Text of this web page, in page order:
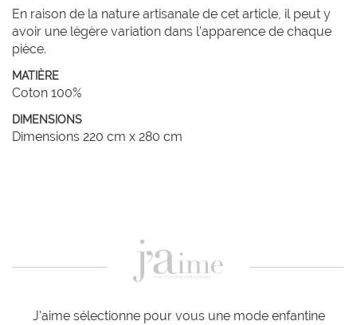
En raison de la nature artisanale de cet article, il peut y
avoir une légère variation dans l’apparence de chaque
pièce.
MATIÈRE
Coton 100%
DIMENSIONS
Dimensions 220 cm x 280 cm
J'aime sélectionne pour vous une mode enfantine